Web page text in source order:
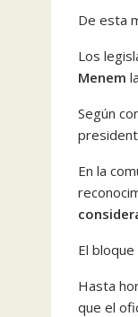
De esta
Los
Menem
Según
En la
El
Hasta
que el